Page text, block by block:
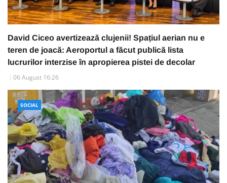
David Ciceo avertizează clujenii! Spațiul aerian nu e
teren de joacă: Aeroportul a făcut publică lista
lucrurilor interzise în apropierea pistei de decolar
06 August 16:26
SOCIAL